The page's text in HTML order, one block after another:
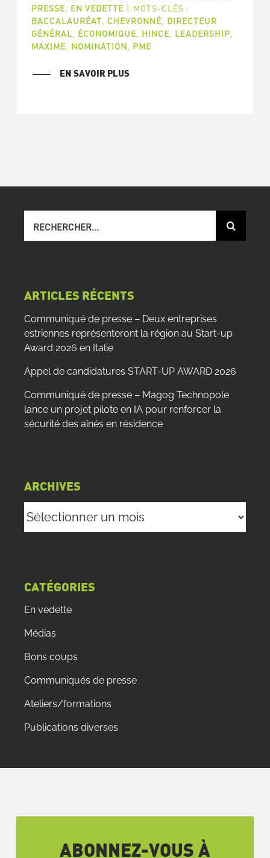
PRESSE, EN VEDETTE | MOTS-CLÉS :
BACCALAURÉAT
CHEVRONNÉ, DIRECTEUR
GÉNÉRAL
ÉCONOMIQUE, HINCE, LEADERSHIP
MAXIME, NOMINATION PME
EN SAVOIR PLUS
sur
ARTICLES RÉCENTS
Communiqué de presse – Deux entreprises
estriennes représenteront la région au Start-up
Award 2026 en Italie
Appel de candidatures START-UP AWARD 2026
Communiqué de presse – Magog Technopole
lance un projet pilote en IA pour renforcer la
sécurité des aînés en résidence
ARCHIVES
CATÉGORIES
En vedette
Médias
Bons coups
Communiqués de presse
Ateliers/formations
Publications diverses
ABONNEZ-VOUS À